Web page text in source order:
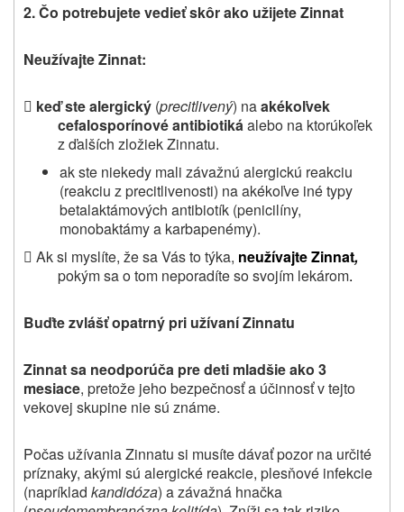
2. Čo potrebujete vedieť skôr ako užijete Zinnat
NeužívajteZinnat:
 keď ste alergický (precitlivený) naakékoľvek
cefalosporínové antibiotikáalebo na ktorúkoľek
z ďalších zložiek Zinnatu.
ak ste niekedy mali závažnú alergickú reakciu
(reakciu z precitlivenosti) na akékoľve iné typy
betalaktámových antibiotík (penicilíny,
monobaktámy a karbapenémy).
 Ak si myslíte, že sa Vás to týka, neužívajte Zinnat,
pokým sa o tom neporadíte so svojím lekárom.
Buďte zvlášť opatrný pri užívaní Zinnatu
Zinnat sa neodporúča pre deti mladšie ako 3
mesiace, pretože jeho bezpečnosť a účinnosť v tejto
vekovej skupine nie sú známe.
Počas užívania Zinnatu si musíte dávať pozor na určité
príznaky, akými sú alergické reakcie, plesňové infekcie
(napríklad kandidóza) a závažná hnačka